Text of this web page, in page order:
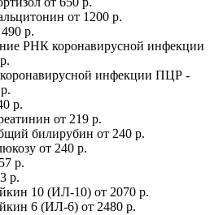
от 1200 р.
490 р.
РНК коронавирусной инфекции
инфекции ПЦР -
р.
от 219 р.
билирубин от 240 р.
от 240 р.
р.
р.
10 (ИЛ-10) от 2070 р.
6 (ИЛ-6) от 2480 р.